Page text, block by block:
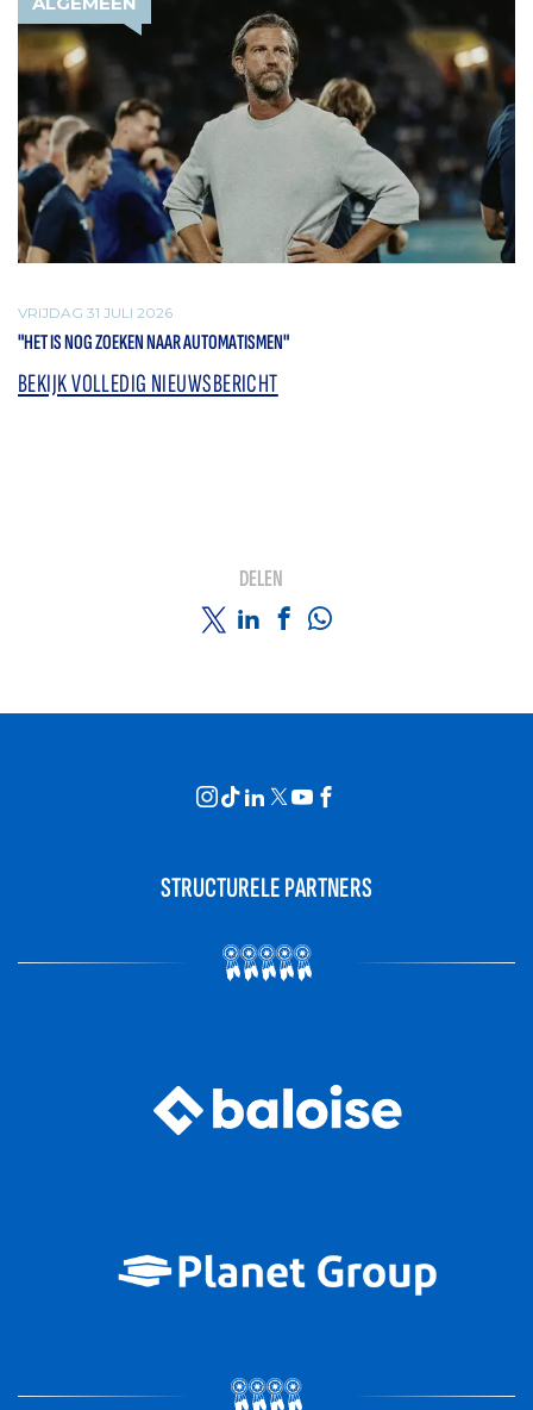
VRIJDAG 31 JULI 2026
"HET IS NOG ZOEKEN NAAR AUTOMATISMEN"
BEKIJK VOLLEDIG NIEUWSBERICHT
DELEN
STRUCTURELE PARTNERS